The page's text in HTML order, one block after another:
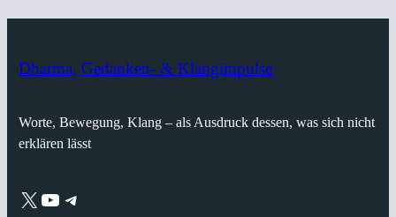
Dharma, Gedanken- & Klangimpulse
Worte, Bewegung, Klang – als Ausdruck dessen, was sich nicht
erklären lässt
X YouTube Telegram